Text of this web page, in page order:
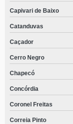
Capivari de Baixo
Catanduvas
Caçador
Cerro Negro
Chapecó
Concórdia
Coronel Freitas
Correia Pinto